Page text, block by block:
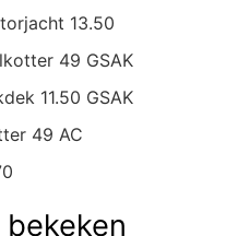
13.50
49 GSAK
11.50 GSAK
49 AC